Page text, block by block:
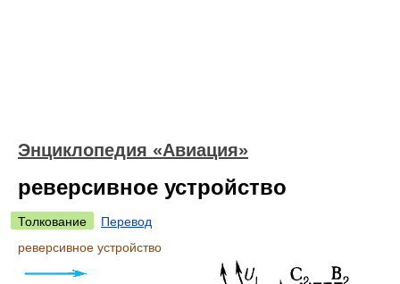
Энциклопедия «Авиация»
реверсивное устройство
Толкование
Перевод
реверсивное устройство